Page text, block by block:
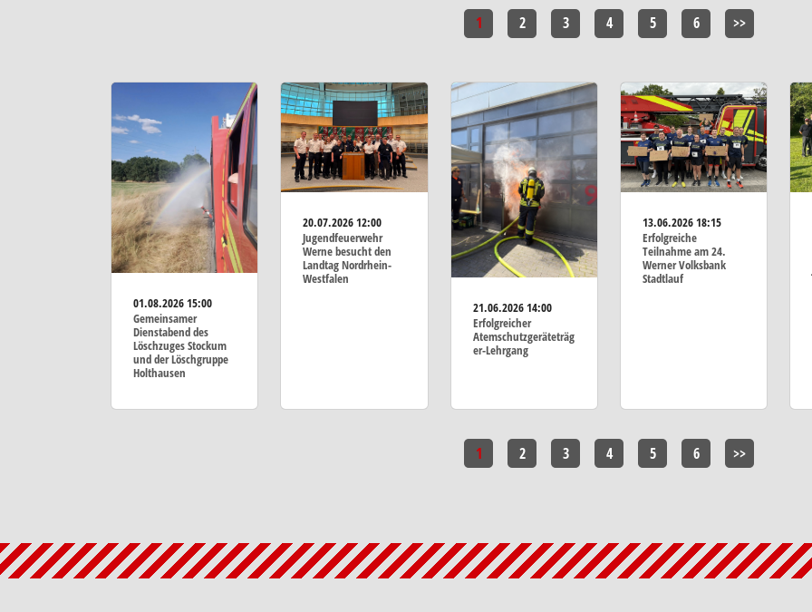
1 2 3 4 5 6 >>
01.08.202615:00
Gemeinsamer
Dienstabend des
Löschzuges Stockum
und der Löschgruppe
Holthausen
20.07.202612:00
Jugendfeuerwehr
Werne besucht den
Landtag Nordrhein-
Westfalen
21.06.202614:00
Erfolgreicher
Atemschutzgeräteträg
er-Lehrgang
13.06.202618:15
Erfolgreiche
Teilnahme am 24.
Werner Volksbank
Stadtlauf
1 2 3 4 5 6 >>